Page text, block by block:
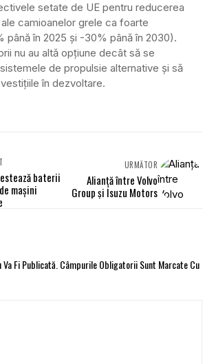
setate de UE pentru reducerea
camioanelor grele ca foarte
până în 2025 și -30% până în 2030).
nu au altă opțiune decât să se
de propulsie alternative și să
în dezvoltare.
baterii
mașini
URMĂTOR
Alianță între Volvo
Group și Isuzu Motors
Fi Publicată. Câmpurile Obligatorii Sunt Marcate Cu